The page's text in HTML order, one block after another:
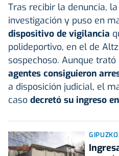
Tras recibir la denuncia,
investigación y puso en
dispositivo de vigilancia
polideportivo, en el de
sospechoso. Aunque
agentes consiguieron
a disposición judicial, el
caso decretó su ingreso